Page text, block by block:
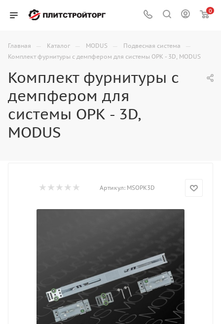
0
Главная — Каталог — MODUS — Подвесная система —
Комплект фурнитуры с демпфером для системы OPK - 3D, MODUS
Комплект фурнитуры с
демпфером для
системы OPK - 3D,
MODUS
Артикул: MSOPK3D